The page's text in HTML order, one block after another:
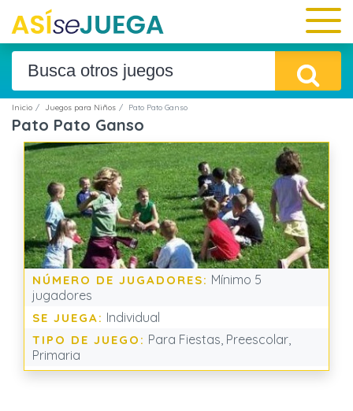
Inicio Juegos para Niños Pato Pato Ganso
Pato Pato Ganso
NÚMERO DE JUGADORES: Mínimo 5
jugadores
SE JUEGA: Individual
TIPO DE JUEGO: Para Fiestas, Preescolar,
Primaria